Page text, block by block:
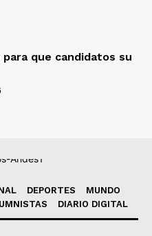
que candidatos su
DEPORTES
MUNDO
DIARIO DIGITAL